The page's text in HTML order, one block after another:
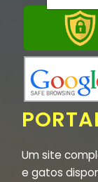
Um site
e gatos